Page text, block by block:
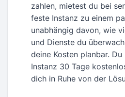
zahlen, mietest du bei
feste Instanz zu einem
unabhängig davon, wie
und Dienste du
deine Kosten planbar.
Instanz 30 Tage
dich in Ruhe von der